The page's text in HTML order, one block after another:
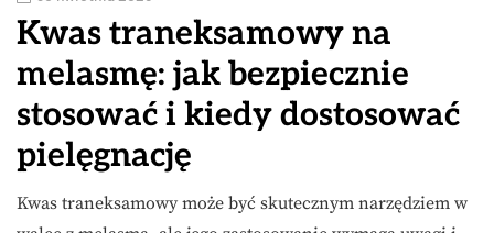
Kwas traneksamowy na
melasmę: jak bezpiecznie
stosować i kiedy dostosować
pielęgnację
Kwas traneksamowy może być skutecznym narzędziem w